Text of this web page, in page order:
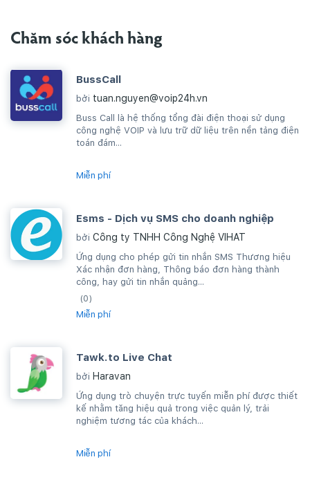
Chăm sóc khách hàng
BussCall
bởi tuan.nguyen@voip24h.vn
Buss Call là hệ thống tổng đài điện thoại sử dụng
công nghệ VOIP và lưu trữ dữ liệu trên nền tảng điện
toán đám...
Miễn phí
Esms - Dịch vụ SMS cho doanh nghiệp
bởi Công ty TNHH Công Nghệ VIHAT
Ứng dụng cho phép gửi tin nhắn SMS Thương hiệu
Xác nhận đơn hàng, Thông báo đơn hàng thành
công, hay gửi tin nhắn quảng...
(0)
Miễn phí
Tawk.to Live Chat
bởi Haravan
Ứng dụng trò chuyện trực tuyến miễn phí được thiết
kế nhằm tăng hiệu quả trong việc quản lý, trải
nghiệm tương tác của khách...
Miễn phí